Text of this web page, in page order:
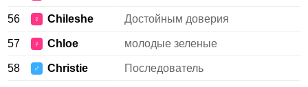
56 ♀ Chileshe Достойным доверия
57 ♀ Chloe молодые зеленые
58 ♂ Christie Последователь